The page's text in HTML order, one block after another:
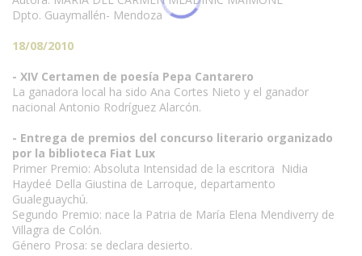
Dpto. Guaymallén- Mendoza
18/08/2010
- XIV Certamen de poesía Pepa Cantarero
La ganadora local ha sido Ana Cortes Nieto y el ganador
nacional Antonio Rodríguez Alarcón.
- Entrega de premios del concurso literario organizado
por la biblioteca Fiat Lux
Primer Premio: Absoluta Intensidad de la escritora Nidia
Haydeé Della Giustina de Larroque, departamento
Gualeguaychú.
Segundo Premio: nace la Patria de María Elena Mendiverry de
Villagra de Colón.
Género Prosa: se declara desierto.